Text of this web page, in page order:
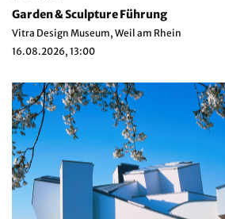
Garden & Sculpture Führung
Vitra Design Museum, Weil am Rhein
16.08.2026, 13:00